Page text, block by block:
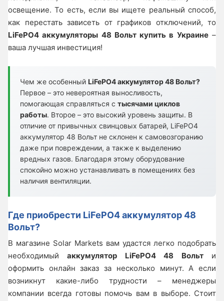
освещение. То есть, если вы ищете реальный способ,
как перестать зависеть от графиков отключений, то
LiFePO4 аккумуляторы 48 Вольт купить в Украине–
ваша лучшая инвестиция!
Чем же особенный LiFePO4 аккумулятор 48 Вольт?
Первое – это невероятная выносливость,
помогающая справляться с тысячами циклов
работы. Второе – это высокий уровень защиты. В
отличие от привычных свинцовых батарей, LiFePO4
аккумулятор 48 Вольт не склонен к самовозгоранию
даже при повреждении, а также к выделению
вредных газов. Благодаря этому оборудование
спокойно можно устанавливать в помещениях без
наличия вентиляции.
Где приобрести LiFePO4 аккумулятор 48
Вольт?
В магазине Solar Markets вам удастся легко подобрать
необходимыйаккумулятор LiFePO4 48 Вольти
оформить онлайн заказ за несколько минут. А если
возникнут какие-либо трудности – менеджеры
компании всегда готовы помочь вам в выборе. Стоит